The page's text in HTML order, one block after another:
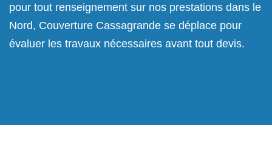
pour tout renseignement sur nos prestations dans le
Nord, Couverture Cassagrande se déplace pour
évaluer les travaux nécessaires avant tout devis.